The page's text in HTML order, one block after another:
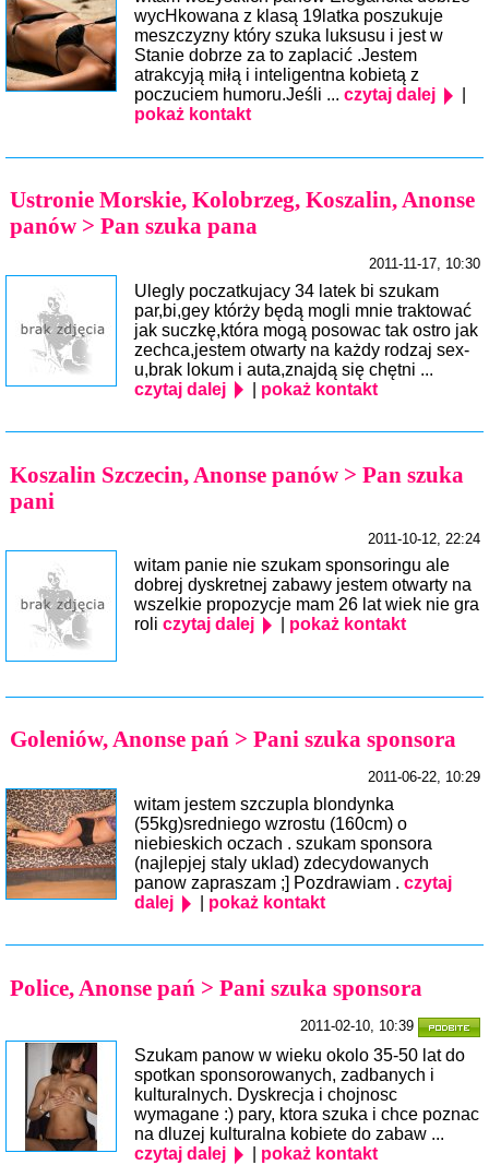
wycHkowana z klasą 19latka poszukuje
meszczyzny który szuka luksusu i jest w
Stanie dobrze za to zaplacić .Jestem
atrakcyją miłą i inteligentna kobietą z
poczuciem humoru.Jeśli ... czytaj dalej
pokaż kontakt
Ustronie Morskie, Kolobrzeg, Koszalin, Anonse
panów > Pan szuka pana
2011-11-17, 10:30
Ulegly poczatkujacy 34 latek bi szukam
par,bi,gey którży będą mogli mnie traktować
jak suczkę,która mogą posowac tak ostro jak
zechca,jestem otwarty na każdy rodzaj sex-
u,brak lokum i auta,znajdą się chętni ...
czytaj dalej
pokaż kontakt
Koszalin Szczecin, Anonse panów > Pan szuka
pani
2011-10-12, 22:24
witam panie nie szukam sponsoringu ale
dobrej dyskretnej zabawy jestem otwarty na
wszelkie propozycje mam 26 lat wiek nie gra
roli czytaj dalej pokaż kontakt
Goleniów, Anonse pań > Pani szuka sponsora
2011-06-22, 10:29
witam jestem szczupla blondynka
(55kg)sredniego wzrostu (160cm) o
niebieskich oczach . szukam sponsora
(najlepjej staly uklad) zdecydowanych
panow zapraszam ;] Pozdrawiam . czytaj
dalej
pokaż kontakt
Police, Anonse pań > Pani szuka sponsora
2011-02-10, 10:39
Szukam panow w wieku okolo 35-50 lat do
spotkan sponsorowanych, zadbanych i
kulturalnych. Dyskrecja i chojnosc
wymagane :) pary, ktora szuka i chce poznac
na dluzej kulturalna kobiete do zabaw ...
czytaj dalej
pokaż kontakt